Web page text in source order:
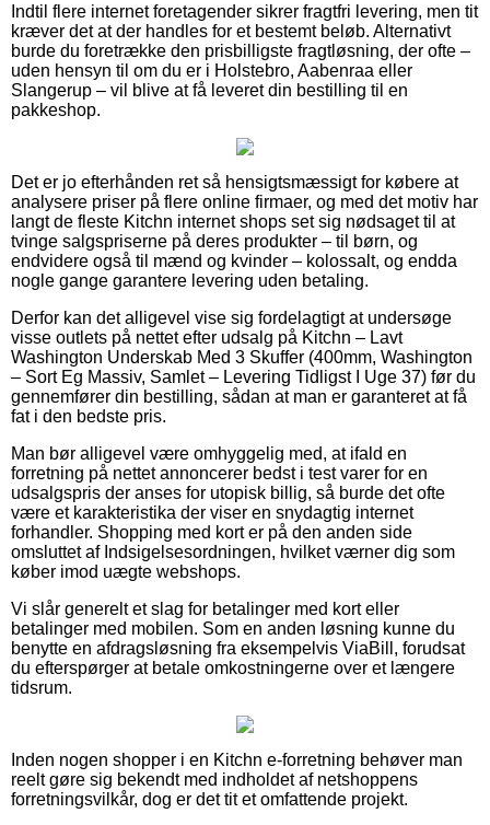
Indtil flere internet foretagender sikrer fragtfri levering, men tit
kræver det at der handles for et bestemt beløb. Alternativt
burde du foretrække den prisbilligste fragtløsning, der ofte –
uden hensyn til om du er i Holstebro, Aabenraa eller
Slangerup – vil blive at få leveret din bestilling til en
pakkeshop.
Det er jo efterhånden ret så hensigtsmæssigt for købere at
analysere priser på flere online firmaer, og med det motiv har
langt de fleste Kitchn internet shops set sig nødsaget til at
tvinge salgspriserne på deres produkter – til børn, og
endvidere også til mænd og kvinder – kolossalt, og endda
nogle gange garantere levering uden betaling.
Derfor kan det alligevel vise sig fordelagtigt at undersøge
visse outlets på nettet efter udsalg på Kitchn – Lavt
Washington Underskab Med 3 Skuffer (400mm, Washington
– Sort Eg Massiv, Samlet – Levering Tidligst I Uge 37) før du
gennemfører din bestilling, sådan at man er garanteret at få
fat i den bedste pris.
Man bør alligevel være omhyggelig med, at ifald en
forretning på nettet annoncerer bedst i test varer for en
udsalgspris der anses for utopisk billig, så burde det ofte
være et karakteristika der viser en snydagtig internet
forhandler. Shopping med kort er på den anden side
omsluttet af Indsigelsesordningen, hvilket værner dig som
køber imod uægte webshops.
Vi slår generelt et slag for betalinger med kort eller
betalinger med mobilen. Som en anden løsning kunne du
benytte en afdragsløsning fra eksempelvis ViaBill, forudsat
du efterspørger at betale omkostningerne over et længere
tidsrum.
Inden nogen shopper i en Kitchn e-forretning behøver man
reelt gøre sig bekendt med indholdet af netshoppens
forretningsvilkår, dog er det tit et omfattende projekt.